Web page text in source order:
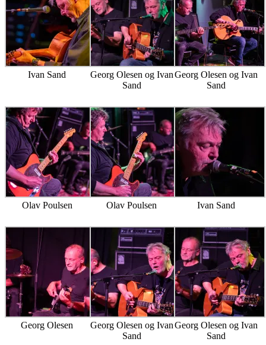
Ivan Sand
Georg Olesen og Ivan
Sand
Georg Olesen og Ivan
Sand
Olav Poulsen Olav Poulsen Ivan Sand
Georg Olesen
Georg Olesen og Ivan
Sand
Georg Olesen og Ivan
Sand